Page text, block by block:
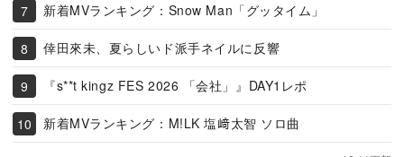
新着MVランキング：Snow Man「グッタイム」
倖田來未、夏らしいド派手ネイルに反響
『s**t kingz FES 2026 「会社」』DAY1レポ
新着MVランキング：M!LK 塩﨑太智 ソロ曲